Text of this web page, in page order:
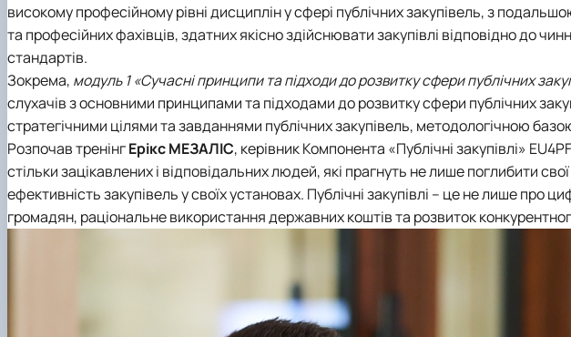
високому професійному рівні дисциплін у сфері публічних закупівель, з
та професійних фахівців, здатних якісно здійснювати закупівлі відповідно до
стандартів.
Зокрема, модуль 1 «Сучасні принципи та підходи до розвитку сфери публічних
слухачів з основними принципами та підходами до розвитку сфери публічних
стратегічними цілями та завданнями публічних закупівель, методологічною
Розпочав тренінгЕрікс МЕЗАЛІС, керівникКомпонента «Публічні закупівлі»
стільки зацікавлених і відповідальних людей, які прагнуть не лише поглибити
ефективність закупівель у своїх установах. Публічні закупівлі – це не лише про
громадян, раціональне використання державних коштів та розвиток